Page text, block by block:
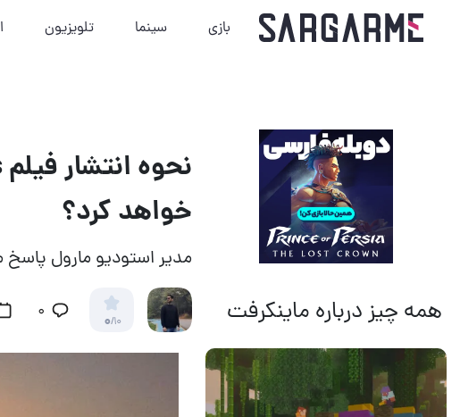
بازی سینما تلویزیون
همه چیز درباره ماینکرفت
خواهد کرد؟
مدیر استودیو مارول
0/10 ۰